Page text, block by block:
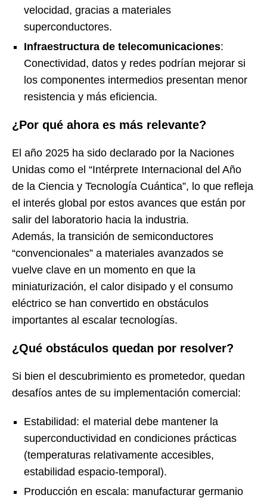
velocidad, gracias a materiales
superconductores.
Infraestructura de telecomunicaciones:
Conectividad, datos y redes podrían mejorar si
los componentes intermedios presentan menor
resistencia y más eficiencia.
¿Por qué ahora es más relevante?
El año 2025 ha sido declarado por la Naciones
Unidas como el “Intérprete Internacional del Año
de la Ciencia y Tecnología Cuántica”, lo que refleja
el interés global por estos avances que están por
salir del laboratorio hacia la industria.
Además, la transición de semiconductores
“convencionales” a materiales avanzados se
vuelve clave en un momento en que la
miniaturización, el calor disipado y el consumo
eléctrico se han convertido en obstáculos
importantes al escalar tecnologías.
¿Qué obstáculos quedan por resolver?
Si bien el descubrimiento es prometedor, quedan
desafíos antes de su implementación comercial:
Estabilidad: el material debe mantener la
superconductividad en condiciones prácticas
(temperaturas relativamente accesibles,
estabilidad espacio-temporal).
Producción en escala: manufacturar germanio